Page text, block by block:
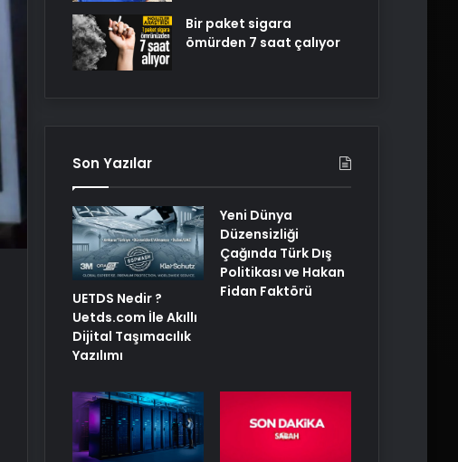
Bir paket sigara
ömürden 7 saat çalıyor
Son Yazılar
UETDS Nedir ?
Uetds.com İle Akıllı
Dijital Taşımacılık
Yazılımı
Yeni Dünya
Düzensizliği
Çağında Türk Dış
Politikası ve Hakan
Fidan Faktörü